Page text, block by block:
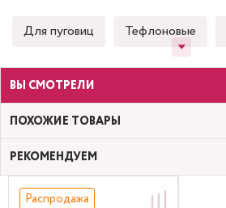
Для пуговиц Тефлоновые
ВЫ СМОТРЕЛИ
ПОХОЖИЕ ТОВАРЫ
РЕКОМЕНДУЕМ
Распродажа